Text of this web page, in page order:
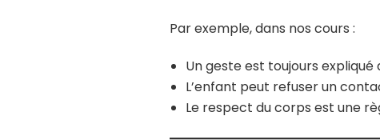
Par exemple, dans nos cours :
Un geste est toujours expliqué
L’enfant peut refuser un
Le respect du corps est une